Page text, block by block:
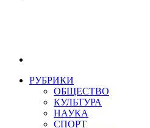
РУБРИКИ
ОБЩЕСТВО
КУЛЬТУРА
НАУКА
СПОРТ